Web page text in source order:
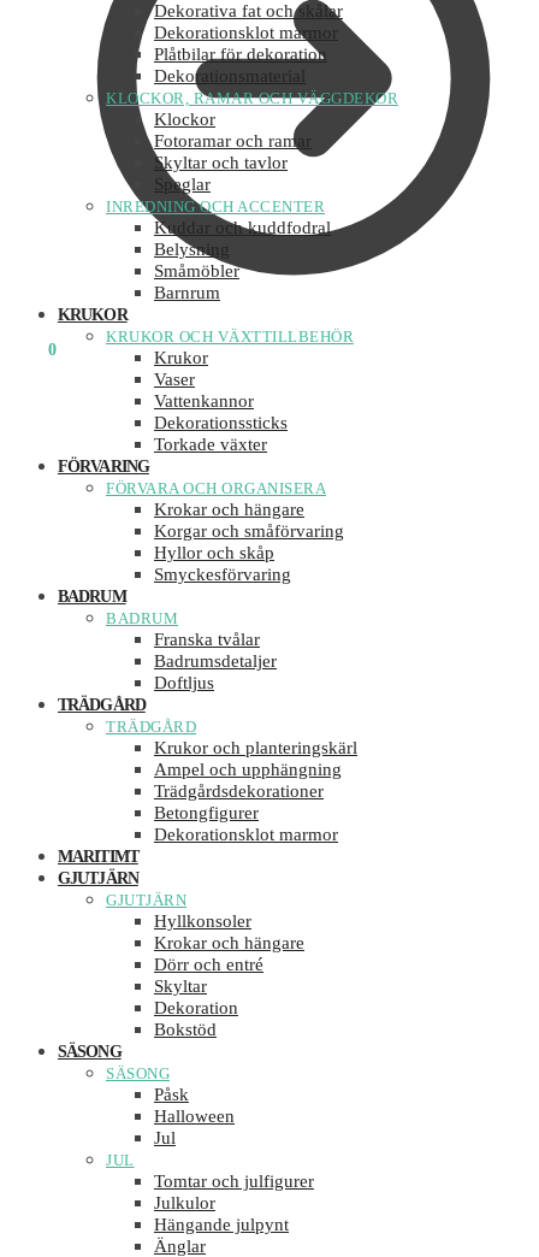
0
Dekorativa fat och skålar
Dekorationsklot marmor
Plåtbilar för dekoration
Dekorationsmaterial
KLOCKOR, RAMAR OCH VÄGGDEKOR
Klockor
Fotoramar och ramar
Skyltar och tavlor
Speglar
INREDNING OCH ACCENTER
Kuddar och kuddfodral
Belysning
Småmöbler
Barnrum
KRUKOR
KRUKOR OCH VÄXTTILLBEHÖR
Krukor
Vaser
Vattenkannor
Dekorationssticks
Torkade växter
FÖRVARING
FÖRVARA OCH ORGANISERA
Krokar och hängare
Korgar och småförvaring
Hyllor och skåp
Smyckesförvaring
BADRUM
BADRUM
Franska tvålar
Badrumsdetaljer
Doftljus
TRÄDGÅRD
TRÄDGÅRD
Krukor och planteringskärl
Ampel och upphängning
Trädgårdsdekorationer
Betongfigurer
Dekorationsklot marmor
MARITIMT
GJUTJÄRN
GJUTJÄRN
Hyllkonsoler
Krokar och hängare
Dörr och entré
Skyltar
Dekoration
Bokstöd
SÄSONG
SÄSONG
Påsk
Halloween
Jul
JUL
Tomtar och julfigurer
Julkulor
Hängande julpynt
Änglar